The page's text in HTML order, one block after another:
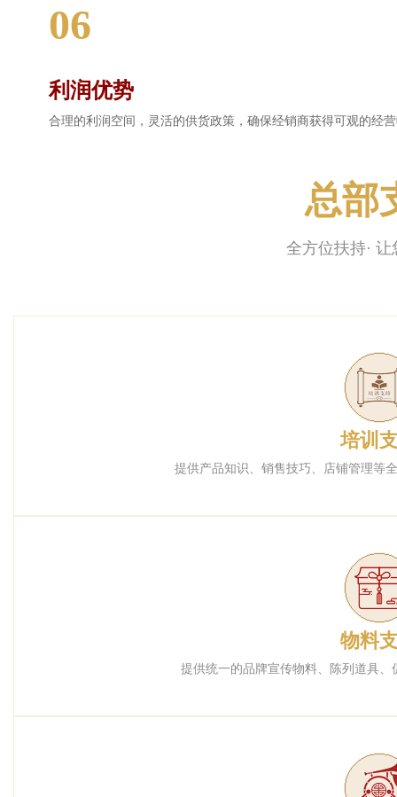
06
利润优势
合理的利润空间，灵活的供货政策，确保经销商获得可观的经
总部
全方位扶持·
培训
提供产品知识、销售技巧、店铺管理等
物料
提供统一的品牌宣传物料、陈列道具